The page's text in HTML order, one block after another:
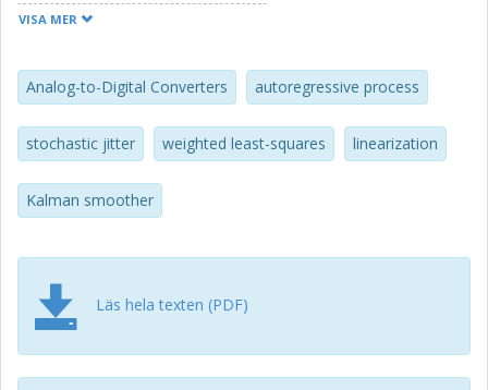
maximum-likelihood estimator for the autoregressive
We further provide a mathematical analysis of the induced
linearization errors, and we complement the theory with
synthetic simulations to evaluate the proposed techniques
across different scenarios. The proposed techniques are
shown to yield a 1 – 15 dB improvement in signal-to-noise-
and-distortion ratio (SINADR) and 0.02 – 1.6 dB in symbol
severity and pilot density. The Kalman smoother generally
provides superior performance by leveraging additional
temporal information.
VISA MER
Analog-to-Digital Converters autoregressive process
stochastic jitter weighted least-squares linearization
Kalman smoother
Läs hela texten (PDF)